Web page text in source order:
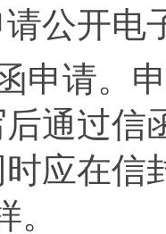
公开电
申请。申
通过信
应在信